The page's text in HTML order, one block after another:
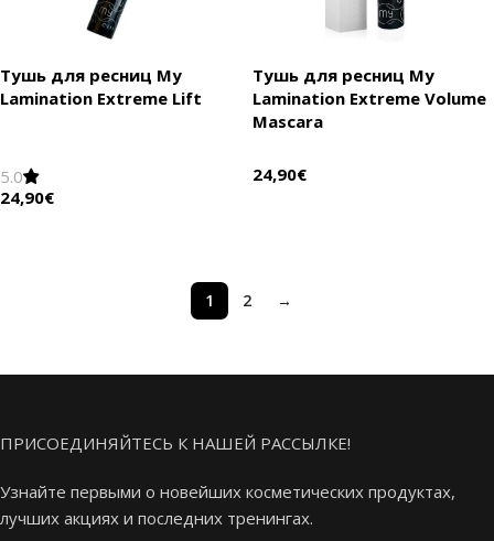
Тушь для ресниц My
Lamination Extreme Lift
5.0
24,90€
Тушь для ресниц My
Lamination Extreme Volume
Mascara
24,90€
1 2 →
ПРИСОЕДИНЯЙТЕСЬ К НАШЕЙ РАССЫЛКЕ!
Узнайте первыми о новейших косметических продуктах,
лучших акциях и последних тренингах.